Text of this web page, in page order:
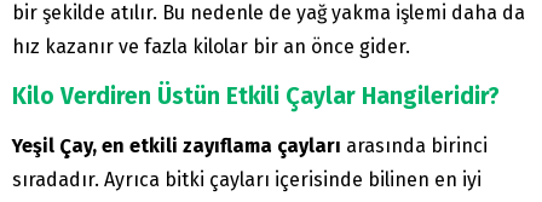
bir şekilde atılır. Bu nedenle de yağ yakma işlemi daha da
hız kazanır ve fazla kilolar bir an önce gider.
Kilo Verdiren Üstün Etkili Çaylar Hangileridir?
Yeşil Çay, en etkili zayıflama çayları arasında birinci
sıradadır. Ayrıca bitki çayları içerisinde bilinen en iyi